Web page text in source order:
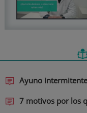
Ayuno
7 motivos por los